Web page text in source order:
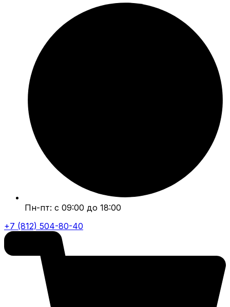
Пн-пт: с 09:00 до 18:00
+7 (812) 504-80-40